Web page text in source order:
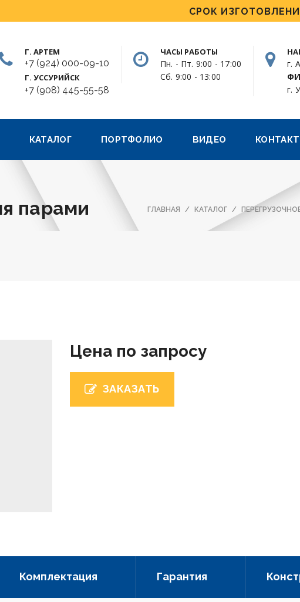
СРОК ИЗГОТОВЛЕНИЯ
Г. АРТЕМ
+7 (924) 000-09-10
Г. УССУРИЙСК
+7 (908) 445-55-58
ЧАСЫ РАБОТЫ
Пн. - Пт. 9:00 - 17:00
Сб. 9:00 - 13:00
г.
г.
КАТАЛОГ ПОРТФОЛИО ВИДЕО
парами
ГЛАВНАЯ КАТАЛОГ
Цена по запросу
ЗАКАЗАТЬ
Комплектация Гарантия